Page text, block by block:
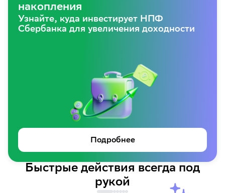
накопления
Узнайте, куда инвестирует НПФ
Сбербанка для увеличения доходности
Подробнее
Быстрые действия всегда под
рукой